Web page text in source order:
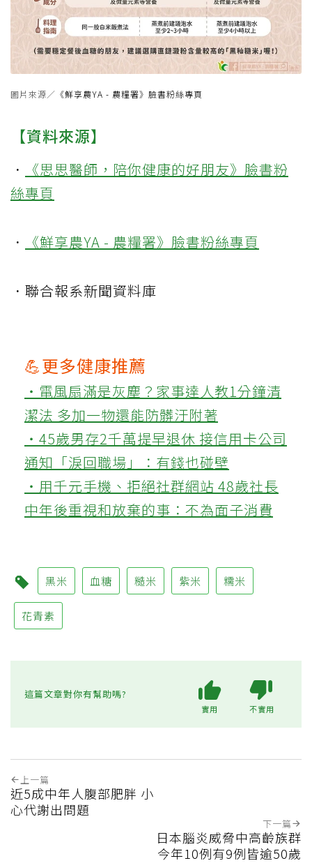
圖片來源／ 《鮮享農YA - 農糧署》臉書粉絲專頁
【資料來源】
．
《思思醫師，陪你健康的好朋友》臉書粉
絲專頁
． 《鮮享農YA - 農糧署》臉書粉絲專頁
．聯合報系新聞資料庫
💪更多健康推薦
‧電風扇滿是灰塵？家事達人教1分鐘清
潔法 多加一物還能防髒汙附著
‧45歲男存2千萬提早退休 接信用卡公司
通知「淚回職場」：有錢也碰壁
‧用千元手機、拒絕社群網站 48歲社長
中年後重視和放棄的事：不為面子消費
黑米 血糖 糙米 紫米 糯米
花青素
這篇文章對你有幫助嗎?
實用 不實用
上一篇
近5成中年人腹部肥胖 小
心代謝出問題
下一篇
日本腦炎威脅中高齡族群
今年10例有9例皆逾50歲